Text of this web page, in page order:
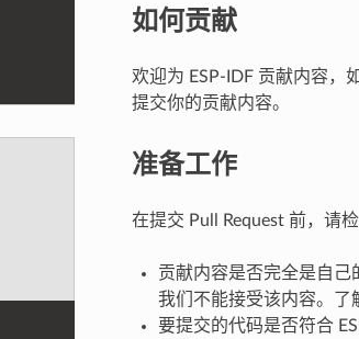
如何贡献
欢迎为 ESP-IDF 贡献内容，
提交你的贡献内容。
准备工作
在提交 Pull Request 前，请
贡献内容是否完全是自己
我们不能接受该内容。了
要提交的代码是否符合